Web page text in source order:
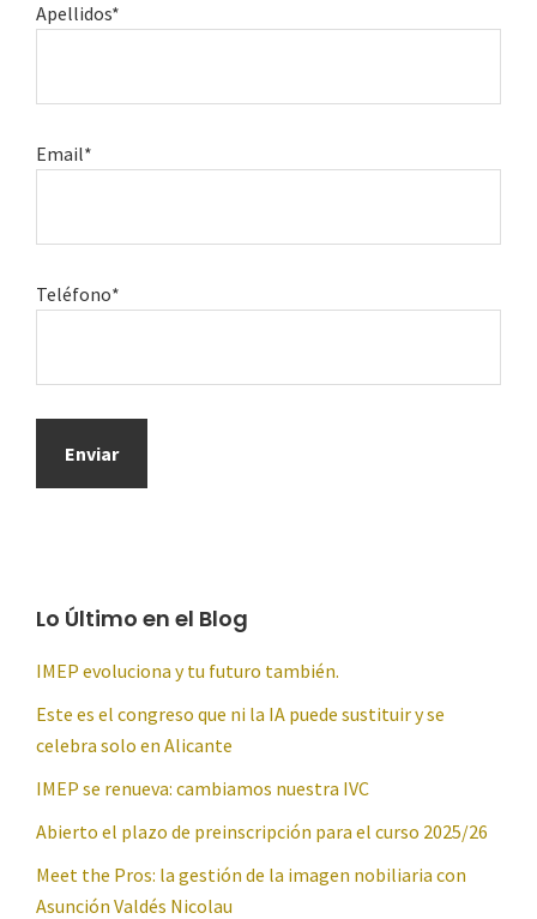
Apellidos*
Email*
Teléfono*
Lo Último en el Blog
IMEP evoluciona y tu futuro también.
Este es el congreso que ni la IA puede sustituir y se
celebra solo en Alicante
IMEP se renueva: cambiamos nuestra IVC
Abierto el plazo de preinscripción para el curso 2025/26
Meet the Pros: la gestión de la imagen nobiliaria con
Asunción Valdés Nicolau